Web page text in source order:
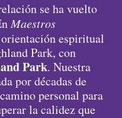
se ha vuelto
Maestros
espiritual
Park, con
Park. Nuestra
por décadas de
personal para
la calidez que